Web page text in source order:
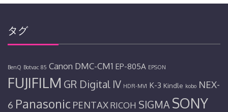
タグ
BenQ Botvac 85 Canon DMC-CM1 EP-805A EPSON
FUJIFILM GR Digital IV HDR-MV1 K-3 Kindle kobo NEX-
6 Panasonic PENTAXRICOH SIGMA SONY